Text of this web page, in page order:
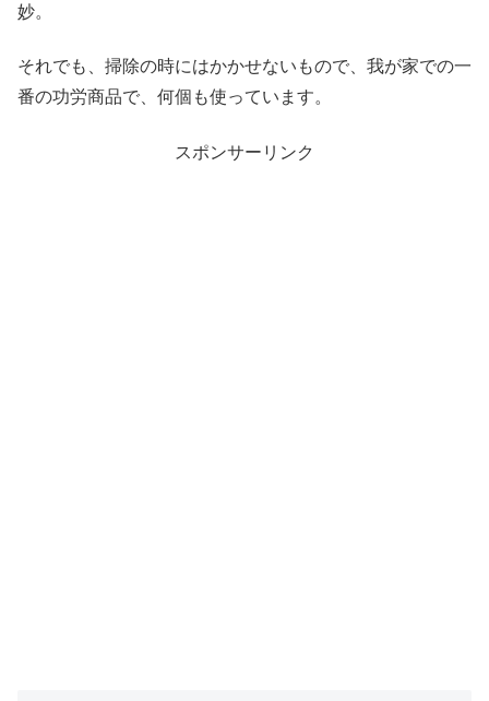
妙。
それでも、掃除の時にはかかせないもので、我が家での一
番の功労商品で、何個も使っています。
スポンサーリンク